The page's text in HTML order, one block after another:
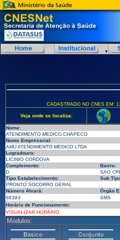
CADASTRADO NO CNES EM:
Veja onde se localiza:
Nome:
ATENDIMENTO MEDICO CHAPECO
Nome Empresarial:
AMU ATENDIMENTO MEDICO LTDA
Logradouro:
LICINIO CORDOVA
Complemento:
Bairro:
D
SAO
Tipo Estabelecimento:
Sub
PRONTO SOCORRO GERAL
Número Alvará:
Órgão
68393
SMS
Horário de Funcionamento:
VISUALIZAR HORÁRIO
Módulos: